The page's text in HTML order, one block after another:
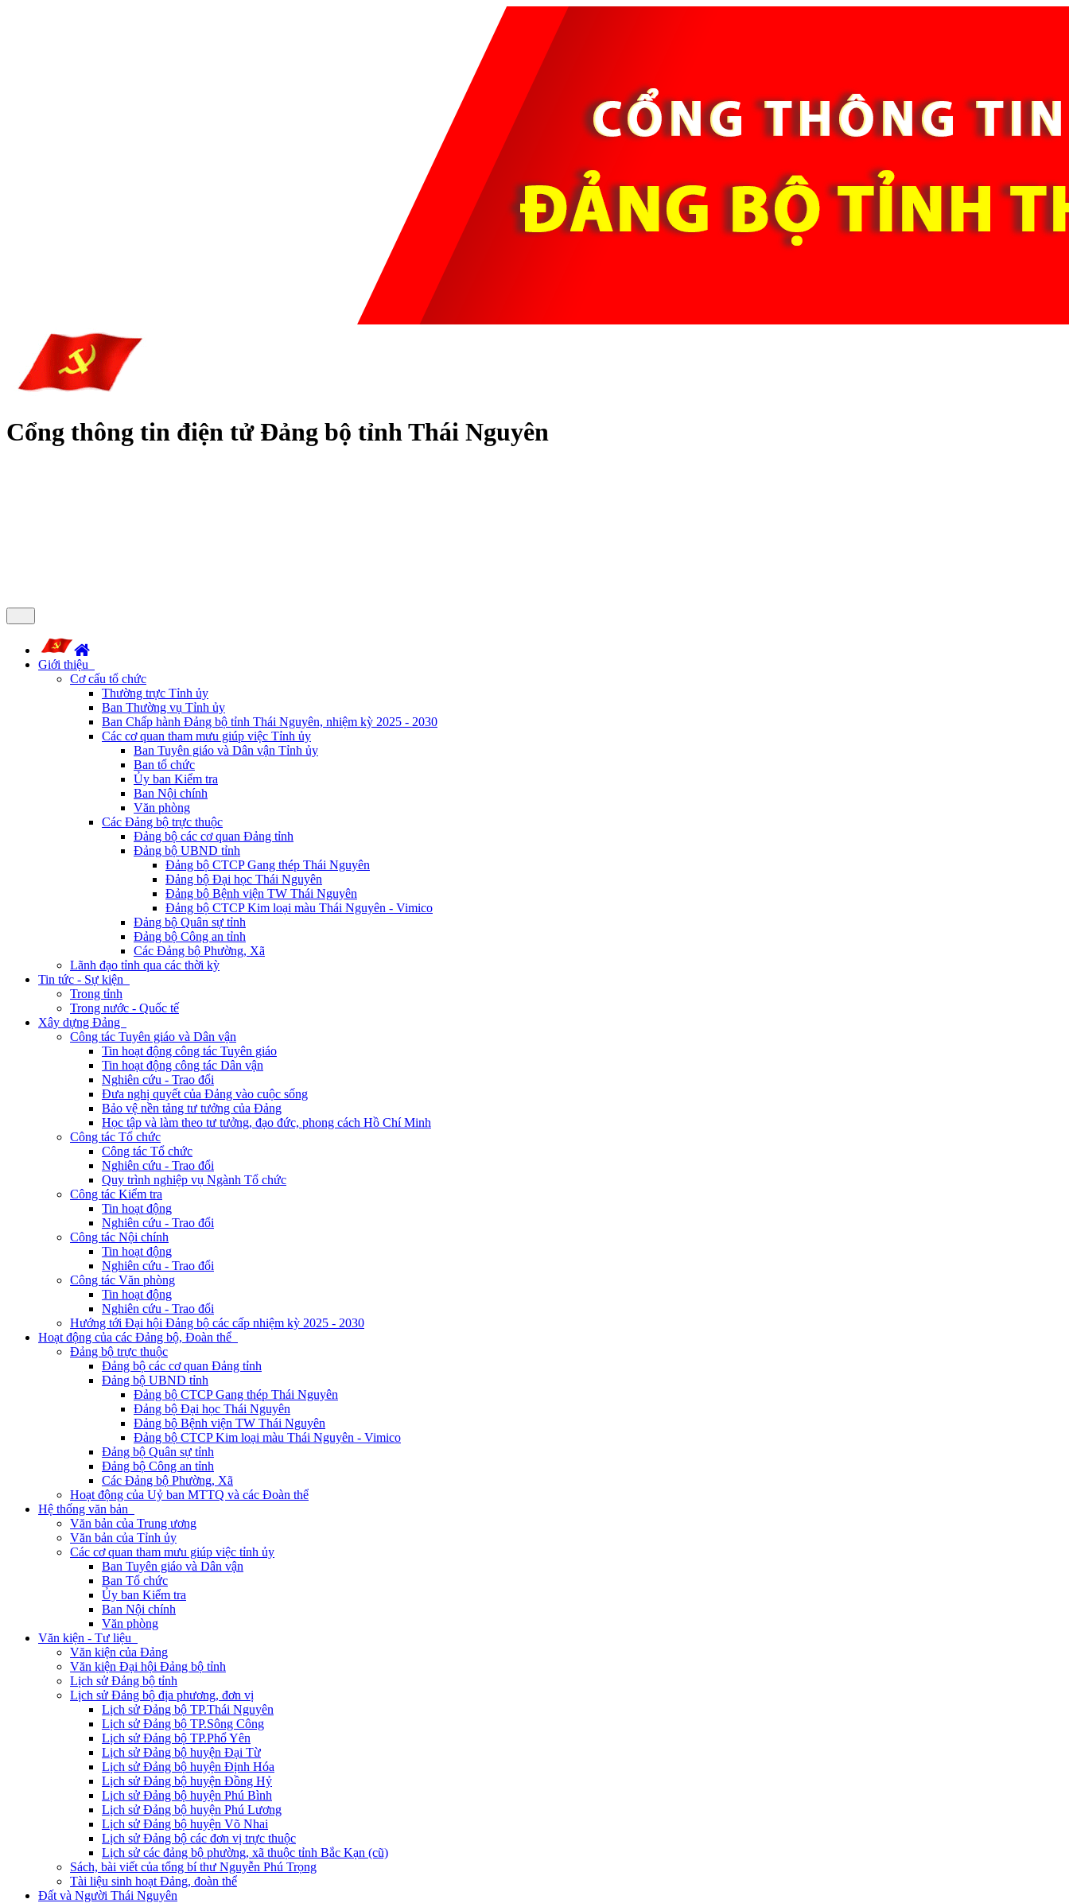
Cổng thông tin điện tử Đảng bộ tỉnh Thái Nguyên
Giới thiệu
Cơ cấu tổ chức
Thường trực Tỉnh ủy
Ban Thường vụ Tỉnh ủy
Ban Chấp hành Đảng bộ tỉnh Thái Nguyên, nhiệm kỳ 2025 - 2030
Các cơ quan tham mưu giúp việc Tỉnh ủy
Ban Tuyên giáo và Dân vận Tỉnh ủy
Ban tổ chức
Ủy ban Kiểm tra
Ban Nội chính
Văn phòng
Các Đảng bộ trực thuộc
Đảng bộ các cơ quan Đảng tỉnh
Đảng bộ UBND tỉnh
Đảng bộ CTCP Gang thép Thái Nguyên
Đảng bộ Đại học Thái Nguyên
Đảng bộ Bệnh viện TW Thái Nguyên
Đảng bộ CTCP Kim loại màu Thái Nguyên - Vimico
Đảng bộ Quân sự tỉnh
Đảng bộ Công an tỉnh
Các Đảng bộ Phường, Xã
Lãnh đạo tỉnh qua các thời kỳ
Tin tức - Sự kiện
Trong tỉnh
Trong nước - Quốc tế
Xây dựng Đảng
Công tác Tuyên giáo và Dân vận
Tin hoạt động công tác Tuyên giáo
Tin hoạt động công tác Dân vận
Nghiên cứu - Trao đổi
Đưa nghị quyết của Đảng vào cuộc sống
Bảo vệ nền tảng tư tưởng của Đảng
Học tập và làm theo tư tưởng, đạo đức, phong cách Hồ Chí Minh
Công tác Tổ chức
Công tác Tổ chức
Nghiên cứu - Trao đổi
Quy trình nghiệp vụ Ngành Tổ chức
Công tác Kiểm tra
Tin hoạt động
Nghiên cứu - Trao đổi
Công tác Nội chính
Tin hoạt động
Nghiên cứu - Trao đổi
Công tác Văn phòng
Tin hoạt động
Nghiên cứu - Trao đổi
Hướng tới Đại hội Đảng bộ các cấp nhiệm kỳ 2025 - 2030
Hoạt động của các Đảng bộ, Đoàn thể
Đảng bộ trực thuộc
Đảng bộ các cơ quan Đảng tỉnh
Đảng bộ UBND tỉnh
Đảng bộ CTCP Gang thép Thái Nguyên
Đảng bộ Đại học Thái Nguyên
Đảng bộ Bệnh viện TW Thái Nguyên
Đảng bộ CTCP Kim loại màu Thái Nguyên - Vimico
Đảng bộ Quân sự tỉnh
Đảng bộ Công an tỉnh
Các Đảng bộ Phường, Xã
Hoạt động của Uỷ ban MTTQ và các Đoàn thể
Hệ thống văn bản
Văn bản của Trung ương
Văn bản của Tỉnh ủy
Các cơ quan tham mưu giúp việc tỉnh ủy
Ban Tuyên giáo và Dân vận
Ban Tổ chức
Ủy ban Kiểm tra
Ban Nội chính
Văn phòng
Văn kiện - Tư liệu
Văn kiện của Đảng
Văn kiện Đại hội Đảng bộ tỉnh
Lịch sử Đảng bộ tỉnh
Lịch sử Đảng bộ địa phương, đơn vị
Lịch sử Đảng bộ TP.Thái Nguyên
Lịch sử Đảng bộ TP.Sông Công
Lịch sử Đảng bộ TP.Phổ Yên
Lịch sử Đảng bộ huyện Đại Từ
Lịch sử Đảng bộ huyện Định Hóa
Lịch sử Đảng bộ huyện Đồng Hỷ
Lịch sử Đảng bộ huyện Phú Bình
Lịch sử Đảng bộ huyện Phú Lương
Lịch sử Đảng bộ huyện Võ Nhai
Lịch sử Đảng bộ các đơn vị trực thuộc
Lịch sử các đảng bộ phường, xã thuộc tỉnh Bắc Kạn (cũ)
Sách, bài viết của tổng bí thư Nguyễn Phú Trọng
Tài liệu sinh hoạt Đảng, đoàn thể
Đất và Người Thái Nguyên